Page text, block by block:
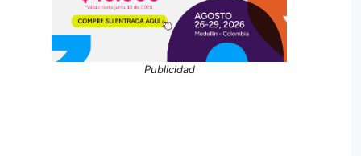
Publicidad